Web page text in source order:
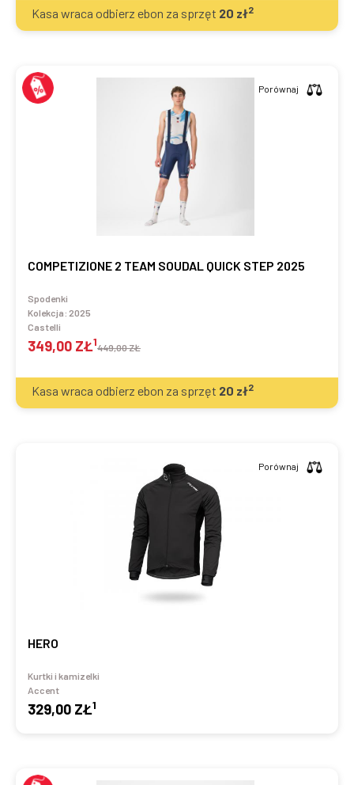
Kasa wraca odbierz ebon za sprzęt 20 zł2
COMPETIZIONE 2 TEAM SOUDAL QUICK STEP 2025
Spodenki
Kolekcja: 2025
Castelli
349,00 ZŁ1449,00 ZŁ
Porównaj
Kasa wraca odbierz ebon za sprzęt 20 zł2
HERO
Kurtki i kamizelki
Accent
329,00 ZŁ1
Porównaj